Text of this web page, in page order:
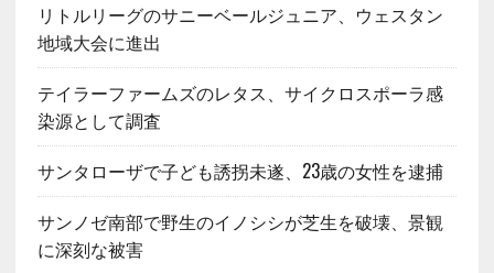
リトルリーグのサニーベールジュニア、ウェスタン
地域大会に進出
テイラーファームズのレタス、サイクロスポーラ感
染源として調査
サンタローザで子ども誘拐未遂、23歳の女性を逮捕
サンノゼ南部で野生のイノシシが芝生を破壊、景観
に深刻な被害